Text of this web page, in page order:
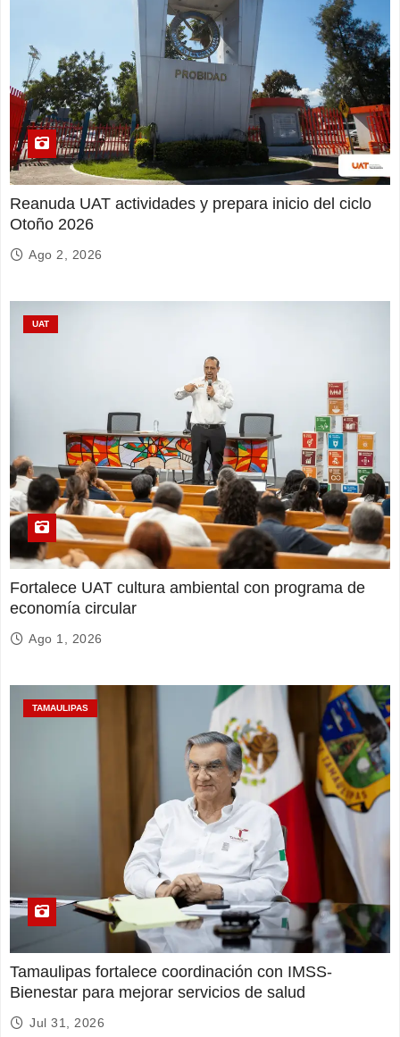
Reanuda UAT actividades y prepara inicio del ciclo
Otoño 2026
Ago 2, 2026
UAT
Fortalece UAT cultura ambiental con programa de
economía circular
Ago 1, 2026
TAMAULIPAS
Tamaulipas fortalece coordinación con IMSS-
Bienestar para mejorar servicios de salud
Jul 31, 2026